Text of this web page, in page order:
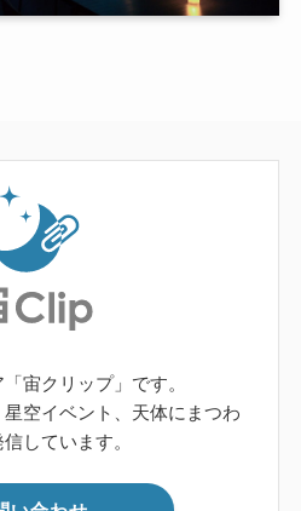
宙クリップ」です。
空イベント、天体にまつわ
しています。